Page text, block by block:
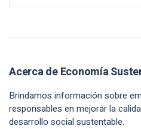
Acerca de Economía
Brindamos información sobre
responsables en mejorar la
desarrollo social sustentable.